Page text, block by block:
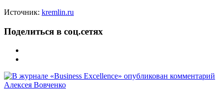
Источник: kremlin.ru
Поделиться в соц.сетях